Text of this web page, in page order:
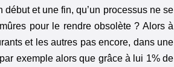
et une fin, qu’un processus ne se
pour le rendre obsolète ? Alors à
et les autres pas encore, dans une
exemple alors que grâce à lui 1% de